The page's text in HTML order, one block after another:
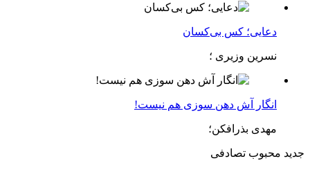
دعایی؛ کس بی‌کسان
نسرین وزیری ؛
انگار آش دهن سوزی هم نیست!
مهدی بذرافکن؛
جدید محبوب تصادفی